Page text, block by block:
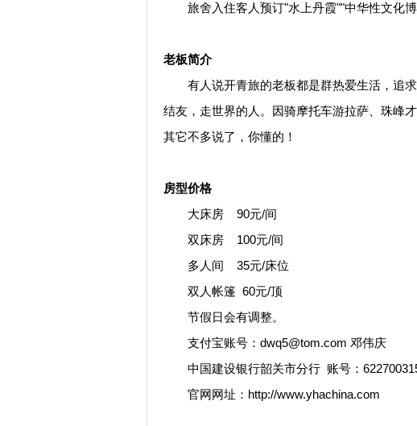
旅舍入住客人预订"水上丹霞""中华性文化博
老板简介
有人说开青旅的老板都是群热爱生活，追求
结友，走世界的人。因骑摩托车游拉萨、珠峰
其它不多说了，你懂的！
房型价格
大床房 90元/间
双床房 100元/间
多人间 35元/床位
双人帐篷 60元/顶
节假日会有调整。
支付宝账号：dwq5@tom.com 邓伟庆
中国建设银行韶关市分行 账号：
官网网址：http://www.yhachina.com